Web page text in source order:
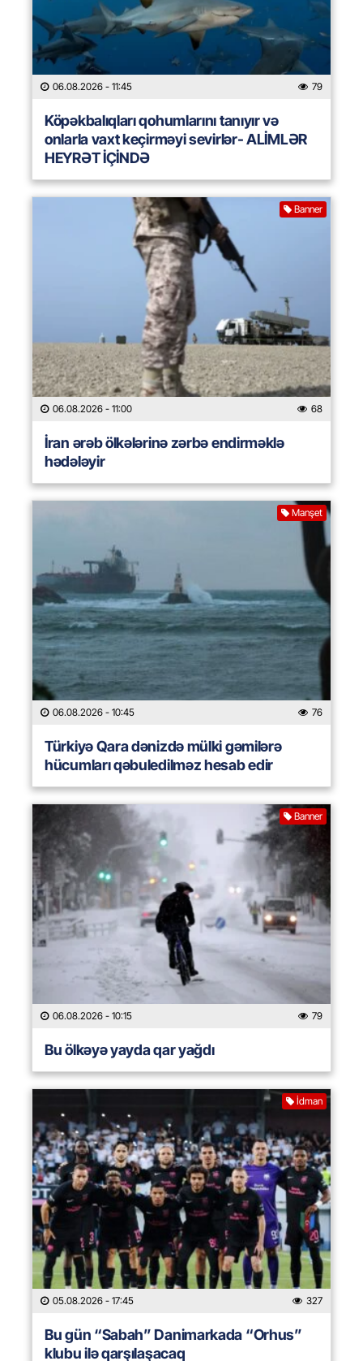
06.08.2026 - 11:45 79
Köpəkbalıqları qohumlarını tanıyır və
onlarla vaxt keçirməyi sevirlər- ALİMLƏR
HEYRƏT İÇİNDƏ
Banner
06.08.2026 - 11:00 68
İran ərəb ölkələrinə zərbə endirməklə
hədələyir
Manşet
06.08.2026 - 10:45 76
Türkiyə Qara dənizdə mülki gəmilərə
hücumları qəbuledilməz hesab edir
Banner
06.08.2026 - 10:15 79
Bu ölkəyə yayda qar yağdı
İdman
05.08.2026 - 17:45 327
Bu gün “Sabah” Danimarkada “Orhus”
klubu ilə qarşılaşacaq